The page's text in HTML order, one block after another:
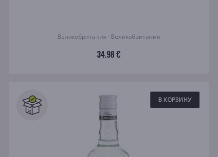
Великобритания · Великобритания
34.98 €
В КОРЗИНУ